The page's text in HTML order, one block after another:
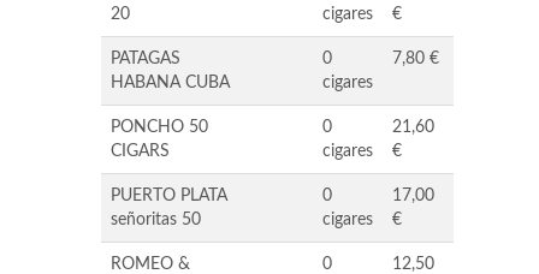
20
cigares
€
PATAGAS
HABANA CUBA
0
cigares
7,80 €
PONCHO 50
CIGARS
0
cigares
21,60
€
PUERTO PLATA
señoritas 50
0
cigares
17,00
€
ROMEO &
0
12,50